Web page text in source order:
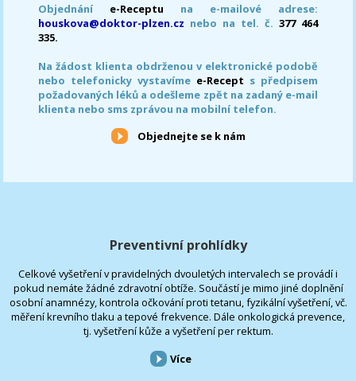
Objednání e-Receptu na e-mailové adrese:
houskova@doktor-plzen.cz nebo na tel. č. 377 464
335.
Na žádost klienta obdrženou v elektronické podobě
nebo telefonicky vystavíme e-Recept s předpisem
požadovaných léků a odešleme zpět na zadaný e-mail
klienta nebo sms zprávou na mobilní telefon.
Objednejte se k nám
Preventivní prohlídky
Celkové vyšetření v pravidelných dvouletých intervalech se provádí i
pokud nemáte žádné zdravotní obtíže. Součástí je mimo jiné doplnění
osobní anamnézy, kontrola očkování proti tetanu, fyzikální vyšetření, vč.
měření krevního tlaku a tepové frekvence. Dále onkologická prevence,
tj. vyšetření kůže a vyšetření per rektum.
Více